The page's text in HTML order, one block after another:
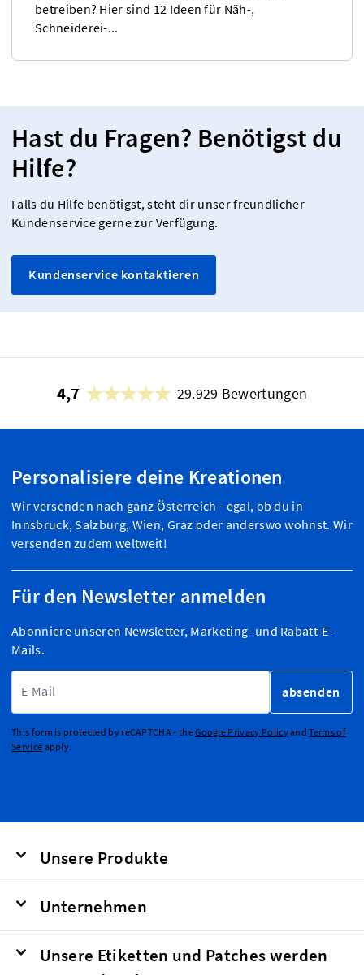
betreiben? Hier sind 12 Ideen für Näh-,
Schneiderei-...
Hast du Fragen? Benötigst du
Hilfe?
Falls du Hilfe benötigst, steht dir unser freundlicher
Kundenservice gerne zur Verfügung.
Kundenservice kontaktieren
4,7 29.929 Bewertungen
Personalisiere deine Kreationen
Wir versenden nach ganz Österreich - egal, ob du in
Innsbruck, Salzburg, Wien, Graz oder anderswo wohnst. Wir
versenden zudem weltweit!
Für den Newsletter anmelden
Abonniere unseren Newsletter, Marketing- und Rabatt-E-
Mails.
absenden
This form is protected by reCAPTCHA - theGoogle Privacy PolicyandTerms of
Service apply.
Unsere Produkte
Unternehmen
Unsere Etiketten und Patches werden